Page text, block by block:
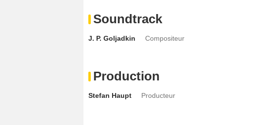
Soundtrack
J. P. Goljadkin Compositeur
Production
Stefan Haupt Producteur